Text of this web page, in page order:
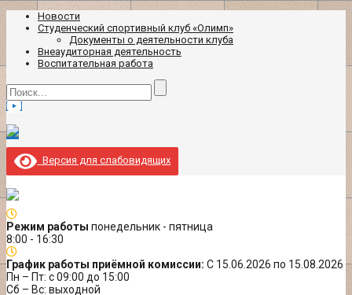
Новости
Студенческий спортивный клуб «Олимп»
Документы о деятельности клуба
Внеаудиторная деятельность
Воспитательная работа
Версия для слабовидящих
Режим работы понедельник - пятница
8:00 - 16:30
График работы приёмной комиссии: С 15.06.2026 по 15.08.2026
Пн – Пт: с 09:00 до 15:00
Сб – Вс: выходной